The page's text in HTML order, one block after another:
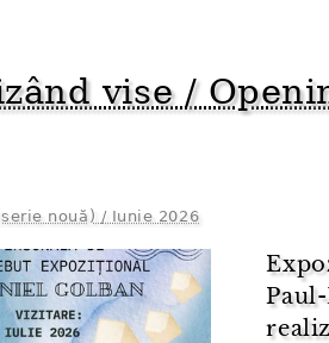
vise /
nouă) / Iunie 2026